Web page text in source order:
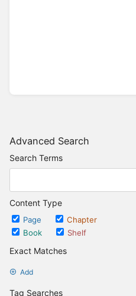
Advanced Search
Search Terms
Content Type
Page
Chapter
Book
Shelf
Exact Matches
Add
Tag Searches